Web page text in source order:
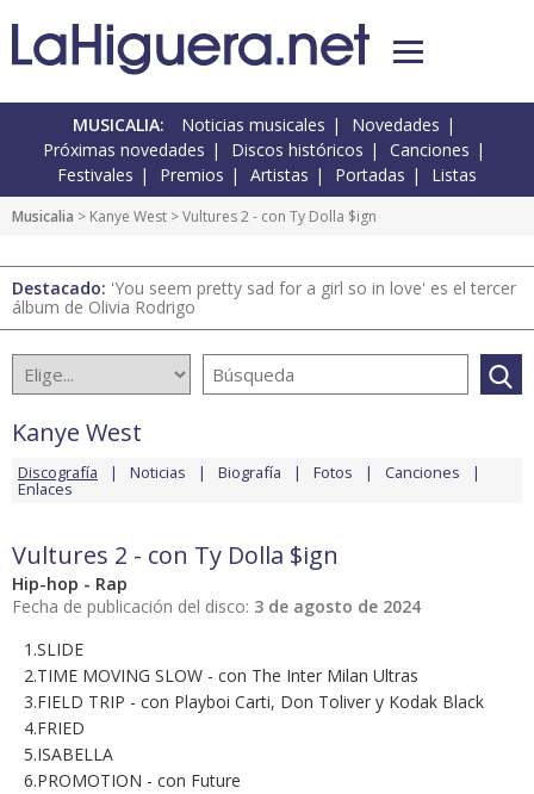
MUSICALIA: Noticias musicales
Novedades
Próximas novedades
Discos históricos
Canciones
Festivales
Premios Artistas Portadas Listas
Musicalia > Kanye West > Vultures 2 - con Ty Dolla $ign
Destacado: 'You seem pretty sad for a girl so in love' es el tercer
álbum de Olivia Rodrigo
Kanye West
Discografía Noticias Biografía Fotos Canciones
Enlaces
Vultures 2 - con Ty Dolla $ign
Hip-hop - Rap
Fecha de publicación del disco: 3 de agosto de 2024
1.SLIDE
2.TIME MOVING SLOW - con The Inter Milan Ultras
3.FIELD TRIP - con Playboi Carti, Don Toliver y Kodak Black
4.FRIED
5.ISABELLA
6.PROMOTION - con Future